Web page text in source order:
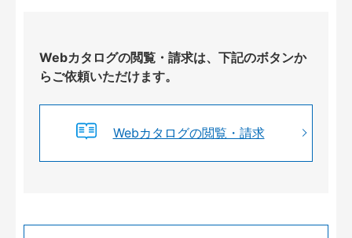
Webカタログの閲覧・請求は、下記のボタンか
らご依頼いただけます。
Webカタログの閲覧・請求